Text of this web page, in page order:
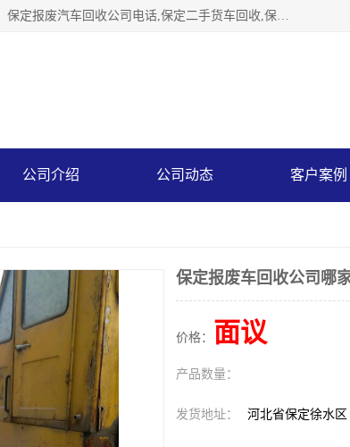
保定辉领再生资源回收有限公司主要经营保定旧车回收，保定报废汽车回收，保定报废汽车回收公司电话,保定二手货车回收,保定黄标车回收, 保定黄标车回收，保定哪里收报废车，保定废旧汽车回收，保定汽车报废手续办理，保定汽车解体厂。将通过采取区域限行促进淘汰、经济补助激励新、加大上路*法处罚、加强达标排放监管等综合措施，对老旧机动车逐步实行末位淘汰，加快老旧机动车淘汰新
公司介绍 公司动态 客户案例
保定报废车回收公司哪
价格： 面议
产品数量：
发货地址： 河北省保定徐水区